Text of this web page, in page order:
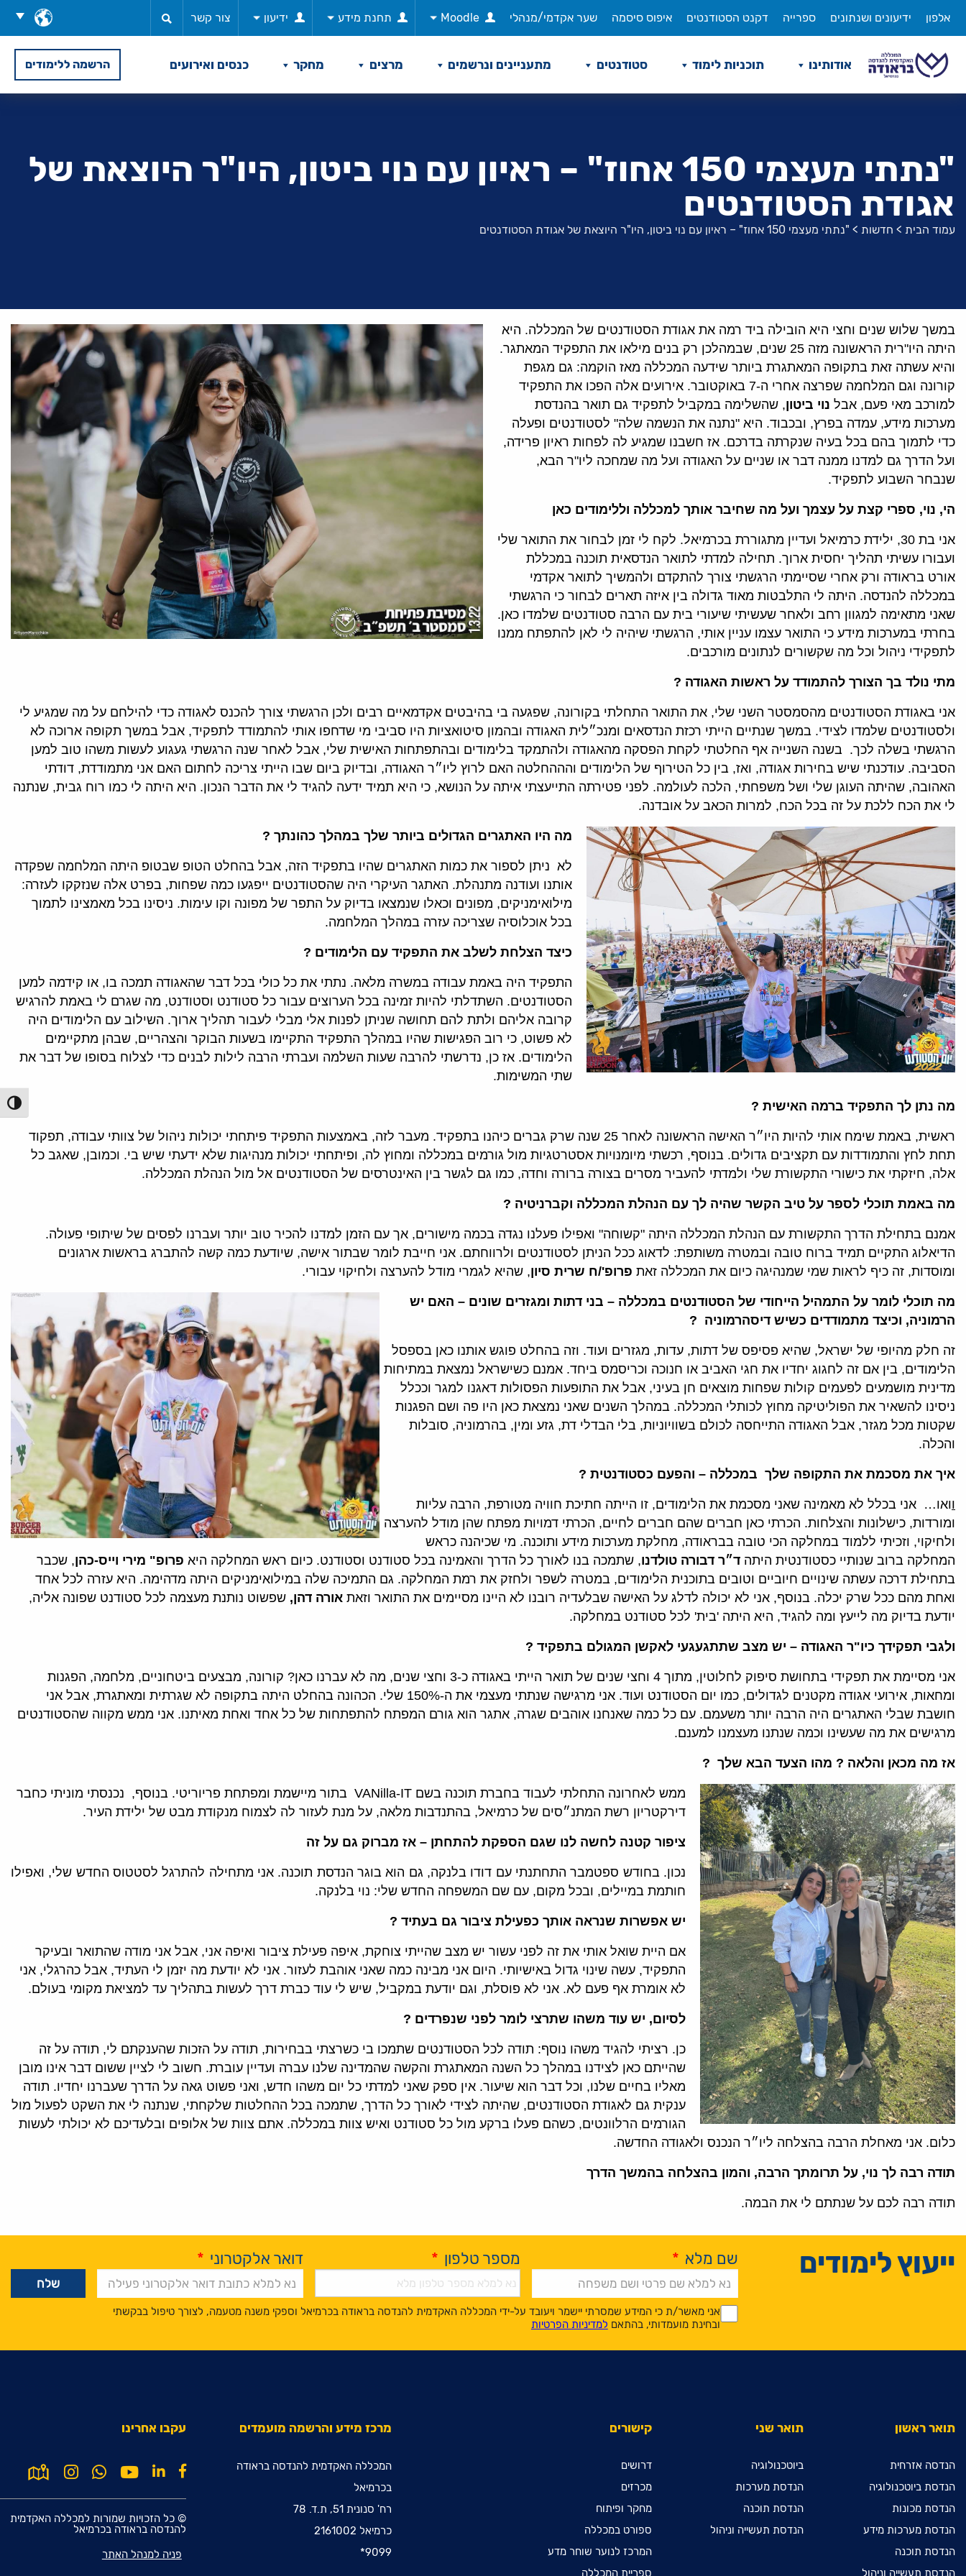
לתוכן
בחר
שפה
אלפון ידיעונים ושנתונים ספרייה דקנט הסטודנטים איפוס סיסמה שער אקדמי/מנהלי Moodle תחנת מידע ידיעון צור קשר
אודותינו תוכניות לימוד סטודנטים מתעניינים ונרשמים מרצים מחקר כנסים ואירועים הרשמה ללימודים
"נתתי מעצמי 150 אחוז" – ראיון עם נוי ביטון, היו"ר היוצאת של
אגודת הסטודנטים
עמוד הבית > חדשות > "נתתי מעצמי 150 אחוז" – ראיון עם נוי ביטון, היו"ר היוצאת של אגודת הסטודנטים
במשך שלוש שנים וחצי היא הובילה ביד רמה את אגודת הסטודנטים של המכללה. היא
היתה היו"רית הראשונה מזה 25 שנים, שבמהלכן רק בנים מילאו את התפקיד המאתגר.
והיא עשתה זאת בתקופה המאתגרת ביותר שידעה המכללה מאז הוקמה: גם מגפת
קורונה וגם המלחמה שפרצה אחרי ה-7 באוקטובר. אירועים אלה הפכו את התפקיד
למורכב מאי פעם, אבל נוי ביטון, שהשלימה במקביל לתפקיד גם תואר בהנדסת
מערכות מידע, עמדה בפרץ, ובכבוד. היא "נתנה את הנשמה שלה" לסטודנטים ופעלה
כדי לתמוך בהם בכל בעיה שנקרתה בדרכם. אז חשבנו שמגיע לה לפחות ראיון פרידה,
ועל הדרך גם למדנו ממנה דבר או שניים על האגודה ועל מה שמחכה ליו"ר הבא,
שנבחר השבוע לתפקיד.
הי, נוי, ספרי קצת על עצמך ועל מה שחיבר אותך למכללה וללימודים כאן
אני בת 30, ילידת כרמיאל ועדיין מתגוררת בכרמיאל. לקח לי זמן לבחור את התואר שלי
ועבורו עשיתי תהליך יחסית ארוך. תחילה למדתי לתואר הנדסאית תוכנה במכללת
אורט בראודה ורק אחרי שסיימתי הרגשתי צורך להתקדם ולהמשיך לתואר אקדמי
במכללה להנדסה. היתה לי התלבטות מאוד גדולה בין איזה תארים לבחור כי הרגשתי
שאני מתאימה למגוון רחב ולאחר שעשיתי שיעורי בית עם הרבה סטודנטים שלמדו כאן.
בחרתי במערכות מידע כי התואר עצמו עניין אותי, הרגשתי שיהיה לי לאן להתפתח ממנו
לתפקידי ניהול וכל מה שקשורים לנתונים מורכבים.
מתי נולד בך הצורך להתמודד על ראשות האגודה ?
אני באגודת הסטודנטים מהסמסטר השני שלי, את התואר התחלתי בקורונה, שפגעה בי בהיבטים אקדמאיים רבים ולכן הרגשתי צורך להכנס לאגודה כדי להילחם על מה שמגיע לי
ולסטודנטים שלמדו לצידי. במשך שנתיים הייתי רכזת הנדסאים ומנכ״לית האגודה ובהמון סיטואציות היו סביבי מי שדחפו אותי להתמודד לתפקיד, אבל במשך תקופה ארוכה לא
הרגשתי בשלה לכך. בשנה השנייה אף החלטתי לקחת הפסקה מהאגודה ולהתמקד בלימודים ובהתפתחות האישית שלי, אבל לאחר שנה הרגשתי געגוע לעשות משהו טוב למען
הסביבה. עודכנתי שיש בחירות אגודה, ואז, בין כל הטירוף של הלימודים והההחלטה האם לרוץ ליו״ר האגודה, ובדיוק ביום שבו הייתי צריכה לחתום האם אני מתמודדת, דודתי
האהובה, שהיתה העוגן שלי ושל משפחתי, הלכה לעולמה. לפני פטירתה התייעצתי איתה על הנושא, כי היא תמיד ידעה להגיד לי את הדבר הנכון. היא היתה לי כמו רוח גבית, שנתנה
לי את הכח ללכת על זה בכל הכח, למרות הכאב על אובדנה.
מה היו האתגרים הגדולים ביותר שלך במהלך כהונתך ?
לא ניתן לספור את כמות האתגרים שהיו בתפקיד הזה, אבל בהחלט הטופ שבטופ היתה המלחמה שפקדה
אותנו ועודנה מתנהלת. האתגר העיקרי היה שהסטודנטים ייפגעו כמה שפחות, בפרט אלה שנזקקו לעזרה:
מילואימניקים, מפונים וכאלו שנמצאו בדיוק על התפר של מפונה וקו עימות. ניסינו בכל מאמצינו לתמוך
בכל אוכלוסיה שצריכה עזרה במהלך המלחמה.
כיצד הצלחת לשלב את התפקיד עם הלימודים ?
התפקיד היה באמת עבודה במשרה מלאה. נתתי את כל כולי בכל דבר שהאגודה תמכה בו, או קידמה למען
הסטודנטים. השתדלתי להיות זמינה בכל הערוצים עבור כל סטודנט וסטודנט, מה שגרם לי באמת להרגיש
קרובה אליהם ולתת להם תחושה שניתן לפנות אלי מבלי לעבור תהליך ארוך. השילוב עם הלימודים היה
לא פשוט, כי רוב הפגישות שהיו במהלך התפקיד התקיימו בשעות הבוקר והצהריים, שבהן מתקיימים
הלימודים. אז כן, נדרשתי להרבה שעות השלמה ועברתי הרבה לילות לבנים כדי לצלוח בסופו של דבר את
שתי המשימות.
מה נתן לך התפקיד ברמה האישית ?
ראשית, באמת שימח אותי להיות היו״ר האישה הראשונה לאחר 25 שנה שרק גברים כיהנו בתפקיד. מעבר לזה, באמצעות התפקיד פיתחתי יכולות ניהול של צוותי עבודה, תפקוד
תחת לחץ והתמודדות עם תקציבים גדולים. בנוסף, רכשתי מיומנויות אסטרטגיות מול גורמים במכללה ומחוץ לה, ופיתחתי יכולות מנהיגות שלא ידעתי שיש בי. וכמובן, שאגב כל
אלה, חיזקתי את כישורי התקשורת שלי ולמדתי להעביר מסרים בצורה ברורה וחדה, כמו גם לגשר בין האינטרסים של הסטודנטים אל מול הנהלת המכללה.
מה באמת תוכלי לספר על טיב הקשר שהיה לך עם הנהלת המכללה וקברניטיה ?
אמנם בתחילת הדרך התקשורת עם הנהלת המכללה היתה "קשוחה" ואפילו פעלנו נגדה בכמה מישורים, אך עם הזמן למדנו להכיר טוב יותר ועברנו לפסים של שיתופי פעולה.
הדיאלוג התקיים תמיד ברוח טובה ובמטרה משותפת: לדאוג ככל הניתן לסטודנטים ולרווחתם. אני חייבת לומר שבתור אישה, שיודעת כמה קשה להתברג בראשות ארגונים
ומוסדות, זה כיף לראות שמי שמנהיגה כיום את המכללה זאת פרופ'/ח שרית סיון, שהיא לגמרי מודל להערצה ולחיקוי עבורי.
מה תוכלי לומר על התמהיל הייחודי של הסטודנטים במכללה – בני דתות ומגזרים שונים – האם יש
הרמוניה, וכיצד מתמודדים כשיש דיסהרמוניה ?
זה חלק מהיופי של ישראל, שהיא פסיפס של דתות, עדות, מגזרים ועוד. וזה בהחלט פוגש אותנו כאן בספסל
הלימודים, בין אם זה לחגוג יחדיו את חגי האביב או חנוכה וכריסמס ביחד. אמנם כשישראל נמצאת במתיחות
מדינית מושמעים לפעמים קולות שפחות מוצאים חן בעיני, אבל את התופעות הפסולות דאגנו למגר וככלל
ניסינו להשאיר את הפוליטיקה מחוץ לכותלי המכללה. במהלך השנים שאני נמצאת כאן היו פה ושם הפגנות
שקטות מכל מגזר, אבל האגודה התייחסה לכולם בשוויוניות, בלי הבדלי דת, גזע ומין, בהרמוניה, סובלות
והכלה.
איך את מסכמת את התקופה שלך במכללה – והפעם כסטודנטית ?
וואו… אני בכלל לא מאמינה שאני מסכמת את הלימודים, זו הייתה חתיכת חוויה מטורפת, הרבה עליות
ומורדות, כישלונות והצלחות. הכרתי כאן חברים שהם חברים לחיים, הכרתי דמויות מפתח שהן מודל להערצה
ולחיקוי, וזכיתי ללמוד במחלקה הכי טובה בבראודה, מחלקת מערכות מידע ותוכנה. מי שכיהנה כראש
המחלקה ברוב שנותיי כסטודנטית היתה ד״ר דבורה טולדנו, שתמכה בנו לאורך כל הדרך והאמינה בכל סטודנט וסטודנט. כיום ראש המחלקה היא פרופ" מירי וייס-כהן, שכבר
בתחילת דרכה עשתה שינויים חיוביים וטובים בתוכנית הלימודים, במטרה לשפר ולחזק את רמת המחלקה. גם התמיכה שלה במילואימניקים היתה מדהימה. היא עזרה לכל אחד
ואחת מהם ככל שרק יכלה. בנוסף, אני לא יכולה לדלג על האישה שבלעדיה רובנו לא היינו מסיימים את התואר וזאת אורה דהן, שפשוט נותנת מעצמה לכל סטודנט שפונה אליה,
יודעת בדיוק מה לייעץ ומה להגיד, היא היתה 'בית' לכל סטודנט במחלקה.
ולגבי תפקידך כיו"ר האגודה – יש מצב שתתגעגעי לאקשן המגולם בתפקיד ?
אני מסיימת את תפקידי בתחושת סיפוק לחלוטין, מתוך 4 וחצי שנים של תואר הייתי באגודה כ-3 וחצי שנים, מה לא עברנו כאן? קורונה, מבצעים ביטחוניים, מלחמה, הפגנות
ומחאות, אירועי אגודה מקטנים לגדולים, כמו יום הסטודנט ועוד. אני מרגישה שנתתי מעצמי את ה-150% שלי. הכהונה בהחלט היתה בתקופה לא שגרתית ומאתגרת, אבל אני
חושבת שבלי האתגרים היה הרבה יותר משעמם. עם כל כמה שאנחנו אוהבים שגרה, אתגר הוא גורם המפתח להתפתחות של כל אחד ואחת מאיתנו. אני ממש מקווה שהסטודנטים
מרגישים את מה שעשינו וכמה שנתנו מעצמנו למענם.
אז מה מכאן והלאה ? מהו הצעד הבא שלך ?
ממש לאחרונה התחלתי לעבוד בחברת תוכנה בשם VANilla-IT בתור מיישמת ומפתחת פריוריטי. בנוסף, נכנסתי מוניתי כחבר
דירקטריון רשת המתנ״סים של כרמיאל, בהתנדבות מלאה, על מנת לעזור לה לצמוח מנקודת מבט של ילידת העיר.
ציפור קטנה לחשה לנו שגם הספקת להתחתן – אז מברוק גם על זה
נכון. בחודש ספטמבר התחתנתי עם דודו בלנקה, גם הוא בוגר הנדסת תוכנה. אני מתחילה להתרגל לסטטוס החדש שלי, ואפילו
חותמת במיילים, ובכל מקום, עם שם המשפחה החדש שלי: נוי בלנקה.
יש אפשרות שנראה אותך כפעילת ציבור גם בעתיד ?
אם היית שואל אותי את זה לפני עשור יש מצב שהייתי צוחקת, איפה פעילת ציבור ואיפה אני, אבל אני מודה שהתואר ובעיקר
התפקיד, עשה שינוי גדול באישיותי. היום אני מבינה כמה שאני אוהבת לעזור. אני לא יודעת מה יזמן לי העתיד, אבל כהרגלי, אני
לא אומרת אף פעם לא. אני לא פוסלת, וגם יודעת במקביל, שיש לי עוד כברת דרך לעשות בתהליך עד למציאת מקומי בעולם.
לסיום, יש עוד משהו שתרצי לומר לפני שנפרדים ?
כן. רציתי להגיד משהו נוסף: תודה לכל הסטודנטים שתמכו בי כשרצתי בבחירות, תודה על הזכות שהענקתם לי, תודה על זה
שהייתם כאן לצידנו במהלך כל השנה המאתגרת והקשה שהמדינה שלנו עברה ועדיין עוברת. חשוב לי לציין ששום דבר אינו מובן
מאליו בחיים שלנו, וכל דבר הוא שיעור. אין ספק שאני למדתי כל יום משהו חדש, ואני פשוט גאה על הדרך שעברנו יחדיו. תודה
ענקית גם לאגודת הסטודנטים, שהיתה לצידי לאורך כל הדרך, שתמכה בכל ההחלטות שלקחתי, שנתנה לי את השקט לפעול מול
הגורמים הרלוונטים, כשהם פעלו ברקע מול כל סטודנט ואיש צוות במכללה. אתם צוות של אלופים ובלעדיכם לא יכולתי לעשות
כלום. אני מאחלת הרבה בהצלחה ליו״ר הנכנס ולאגודה החדשה.
תודה רבה לך נוי, על תרומתך הרבה, והמון בהצלחה בהמשך הדרך
תודה רבה לכם על שנתתם לי את הבמה.
ייעוץ לימודים שם מלא * מספר טלפון * דואר אלקטרוני *
*
*
אני מאשר/ת כי המידע שמסרתי יישמר ויעובד על-ידי המכללה האקדמית להנדסה בראודה בכרמיאל וספקי משנה מטעמה, לצורך טיפול בבקשתי
ובחינת מועמדותי, בהתאם למדיניות הפרטיות
Alternative:
תואר ראשון
הנדסה אזרחית
הנדסת ביוטכנולוגיה
הנדסת מכונות
הנדסת מערכות מידע
הנדסת תוכנה
הנדסת תעשייה וניהול
תואר שני
ביוטכנולוגיה
הנדסת מערכות
הנדסת תוכנה
הנדסת תעשייה וניהול
קישורים
דרושים
מכרזים
מחקר ופיתוח
ספורט במכללה
המרכז לנוער שוחר מדע
ספריית המכללה
מרכז מידע והרשמה מועמדים
המכללה האקדמית להנדסה בראודה
בכרמיאל
רח' סנונית 51, ת.ד. 78
כרמיאל 2161002
9099*
עקבו אחרינו
© כל הזכויות שמורות למכללה האקדמית
להנדסה בראודה בכרמיאל
פניה למנהל האתר